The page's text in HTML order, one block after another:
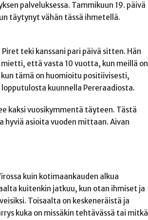
palveluksessa. Tammikuun 19. päivä
täytynyt vähän tässä ihmetellä.
teki kanssani pari päivä sitten. Hän
että vasta 10 vuotta, kun meillä on
tämä on huomioitu positiivisesti,
kuunnella Pereraadiosta.
kaksi vuosikymmentä täyteen. Tästä
hyviä asioita vuoden mittaan. Aivan
kuin kotimaankauden alkua
kuitenkin jatkuu, kun otan ihmiset ja
Toisaalta on keskeneräistä ja
kuka on missäkin tehtävässä tai mitkä